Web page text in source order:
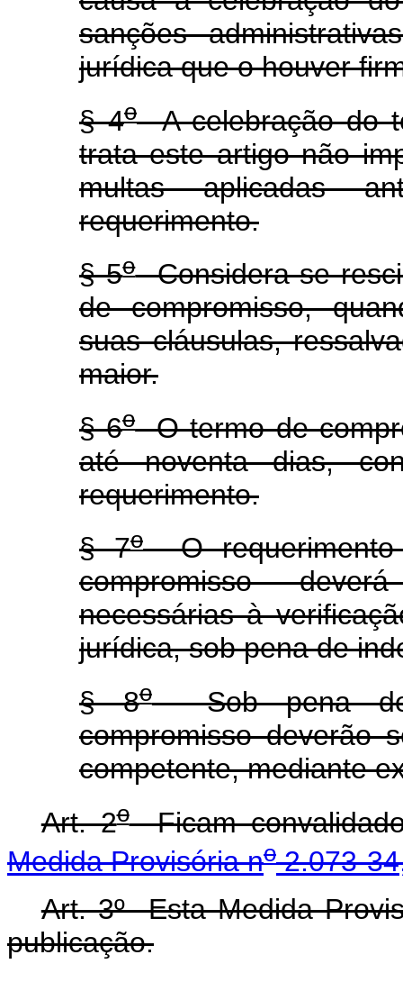
sanções
jurídica que o houver
§ 4oA celebração do
trata este artigo não
multas aplicadas
requerimento.
§ 5oConsidera-se
de compromisso,
suas cláusulas,
maior.
§ 6oO termo de
até noventa dias,
requerimento.
§ 7oO requerimento
compromisso
necessárias à
jurídica, sob pena de
§ 8oSob pena de
compromisso deverão
competente, mediante
Art. 2oFicam
Medida Provisória no2.073-
Art. 3º Esta Medida
publicação.